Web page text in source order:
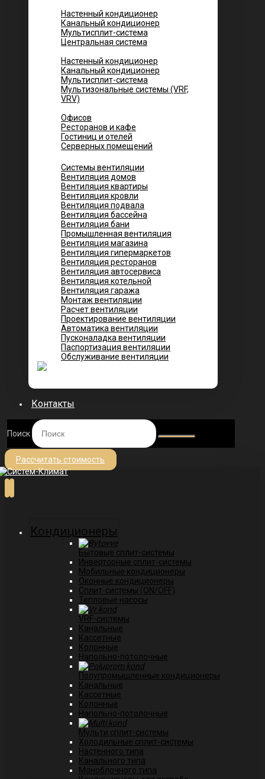
Настенный кондиционер
Канальный кондиционер
Мультисплит-система
Центральная система
Настенный кондиционер
Канальный кондиционер
Мультисплит-система
Мультизональные системы (VRF,
VRV)
Офисов
Ресторанов и кафе
Гостиниц и отелей
Серверных помещений
Системы вентиляции
Вентиляция домов
Вентиляция квартиры
Вентиляция кровли
Вентиляция подвала
Вентиляция бассейна
Вентиляция бани
Промышленная вентиляция
Вентиляция магазина
Вентиляция гипермаркетов
Вентиляция ресторанов
Вентиляция автосервиса
Вентиляция котельной
Вентиляция гаража
Монтаж вентиляции
Расчет вентиляции
Проектирование вентиляции
Автоматика вентиляции
Пусконаладка вентиляции
Паспортизация вентиляции
Обслуживание вентиляции
Контакты
Поиск
Рассчитать стоимость
Кондиционеры
Бытовые сплит-системы
Инверторные сплит-системы
Мобильные кондиционеры
Оконные кондиционеры
Сплит-системы (ON/OFF)
Тепловые насосы
VRF-системы
Канальные
Касcетные
Колонные
Напольно-потолочные
Полупромышленные кондиционеры
Канальные
Кассетные
Колонные
Напольно-потолочные
Мульти сплит-системы
Холодильные сплит-системы
Настенного типа
Канального типа
Моноблочного типа